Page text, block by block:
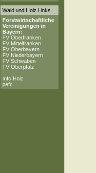
Wald und Holz Links
Forstwirtschaftliche
Vereinigungen in
Bayern:
FV Oberfranken
FV Mittelfranken
FV Oberbayern
FV Niederbayern
FV Schwaben
FV Oberpfalz
Info Holz
pefc